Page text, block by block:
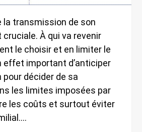
la transmission de son
À qui va revenir
le choisir et en limiter le
effet important d’anticiper
décider de sa
les limites imposées par
les coûts et surtout éviter